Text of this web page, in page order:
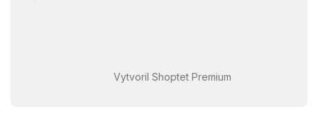
Vytvoril Shoptet Premium